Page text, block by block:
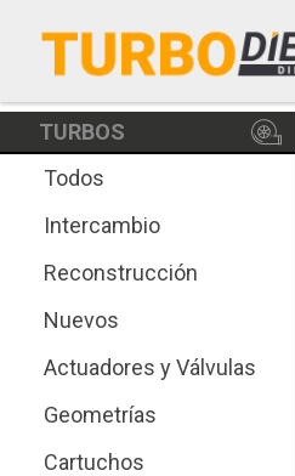
TURBOS
Todos
Intercambio
Reconstrucción
Nuevos
Actuadores y Válvulas
Geometrías
Cartuchos